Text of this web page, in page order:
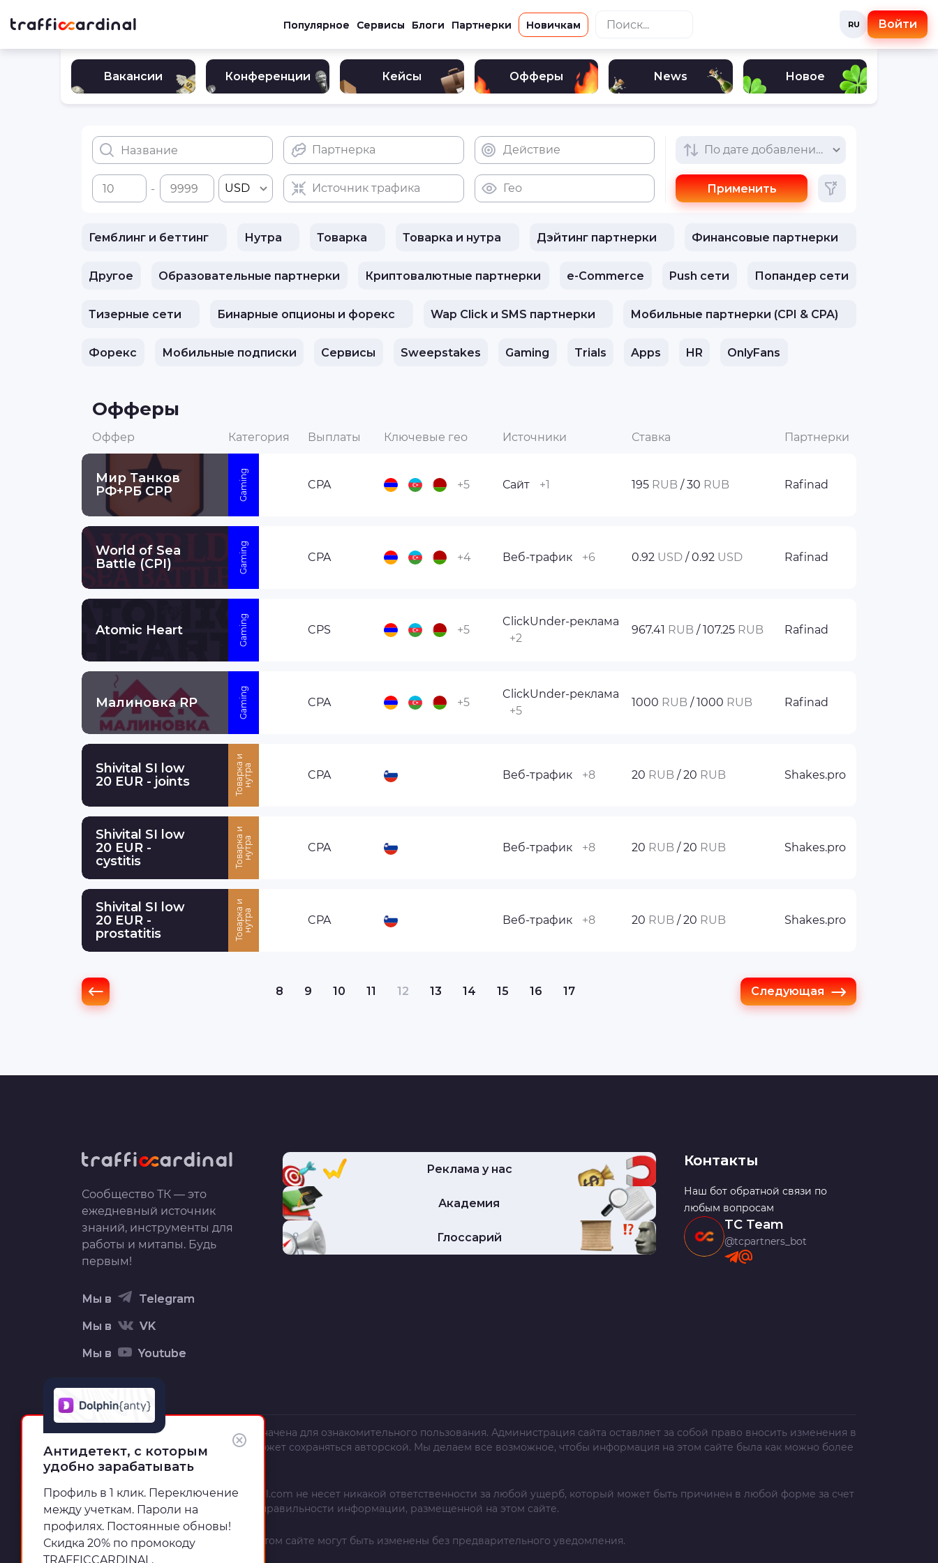
Популярное Сервисы Блоги Партнерки Новичкам RU Войти
Вакансии Конференции Кейсы Офферы News Новое
Партнерка Действие
Гео
- USD Источник трафика
По дате добавления (сначала новые)
Применить
Гемблинг и беттинг Нутра Товарка Товарка и нутра Дэйтинг партнерки Финансовые партнерки
Другое Образовательные партнерки Криптовалютные партнерки e-Сommerce Push сети Попандер сети
Тизерные сети Бинарные опционы и форекс Wap Click и SMS партнерки Мобильные партнерки (CPI & CPA)
Форекс Мобильные подписки Сервисы Sweepstakes Gaming Trials Apps HR OnlyFans
Офферы
Оффер Категория Выплаты Ключевые гео Источники Ставка Партнерки
Мир Танков
РФ+РБ CPP
Gaming CPA +5 Сайт +1 195 RUB / 30 RUB Rafinad
World of Sea
Battle (CPI)
Gaming CPA +4 Веб-трафик +6 0.92 USD / 0.92 USD Rafinad
Atomic Heart Gaming CPS +5
ClickUnder-реклама
+2
967.41 RUB / 107.25 RUB Rafinad
Малиновка RP Gaming CPA +5
ClickUnder-реклама
+5
1000 RUB / 1000 RUB Rafinad
Shivital SI low
20 EUR - joints
Т
о
в
а
р
ка
и
н
у
т
ра CPA Веб-трафик +8 20 RUB / 20 RUB Shakes.pro
Shivital SI low
20 EUR -
cystitis
Т
о
в
а
р
ка
и
н
у
т
ра CPA Веб-трафик +8 20 RUB / 20 RUB Shakes.pro
Shivital SI low
20 EUR -
prostatitis
Т
о
в
а
р
ка
и
н
у
т
ра CPA Веб-трафик +8 20 RUB / 20 RUB Shakes.pro
8 9 10 11 12 13 14 15 16 17 Следующая
Сообщество ТК — это
ежедневный источник
знаний, инструменты для
работы и митапы. Будь
первым!
Мы в Telegram
Мы в VK
Мы в Youtube
Реклама у нас
Академия
Глоссарий
Контакты
Наш бот обратной связи по
любым вопросам
TC Team
@tcpartners_bot
Вся информация на сайте предназначена для ознакомительного пользования. Администрация сайта оставляет за собой право вносить изменения в
текст, орфография и пунктуация может сохраняться авторской. Мы делаем все возможное, чтобы информация на этом сайте была как можно более
полной и точной.
Администрация сайтаtrafficcardinal.com не несет никакой ответственности за любой ущерб, который может быть причинен в любой форме за счет
использования, неполноты или неправильности информации, размещенной на этом сайте.
Информация и рекомендации на этом сайте могут быть изменены без предварительного уведомления.
Антидетект, с которым
удобно зарабатывать
Профиль в 1 клик. Переключение
между учеткам. Пароли на
профилях. Постоянные обновы!
Скидка 20% по промокоду
TRAFFICCARDINAL.